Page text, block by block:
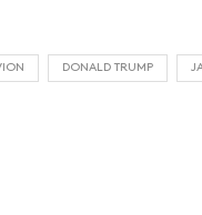
DONALD TRUMP